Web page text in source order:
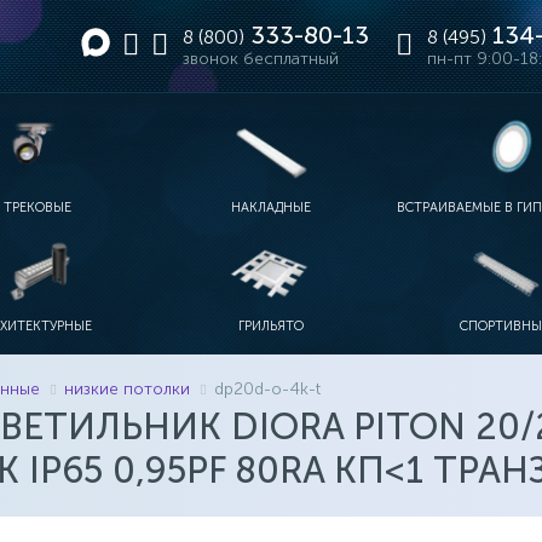
8 (800)333-80-13
звонок бесплатный
8 (495)
пн-пт 9:00-
ТРЕКОВЫЕ НАКЛАДНЫЕ ВСТРАИВАЕМЫЕ В
ГРИЛЬЯТО
низкие потолки dp20d-o-4k-t
DIORA PITON 20/
0,95PF 80RA КП<1